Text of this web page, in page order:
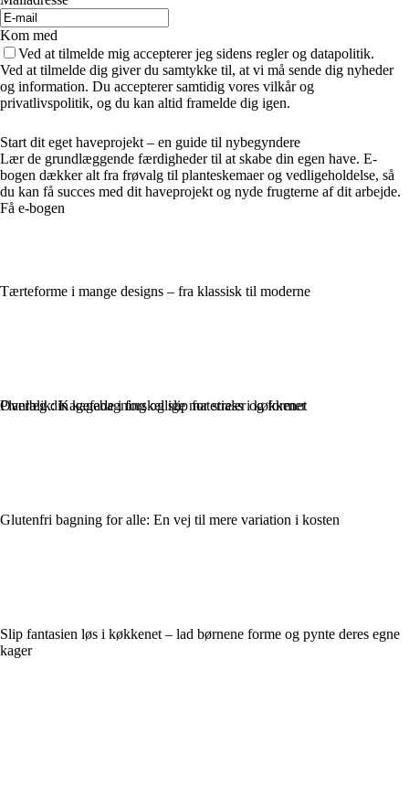
Kom med
Ved at tilmelde mig accepterer jeg sidens regler og datapolitik.
Ved at tilmelde dig giver du samtykke til, at vi må sende dig nyheder
og information. Du accepterer samtidig vores vilkår og
privatlivspolitik, og du kan altid framelde dig igen.
Start dit eget haveprojekt – en guide til nybegyndere
Lær de grundlæggende færdigheder til at skabe din egen have. E-
bogen dækker alt fra frøvalg til planteskemaer og vedligeholdelse, så
du kan få succes med dit haveprojekt og nyde frugterne af dit arbejde.
Få e-bogen
Tærteforme i mange designs – fra klassisk til moderne
Overblik: Kagefade i forskellige materialer og former
Glutenfri bagning for alle: En vej til mere variation i kosten
Slip fantasien løs i køkkenet – lad børnene forme og pynte deres egne
kager
Planlæg din kagebagning og slip for stress i køkkenet